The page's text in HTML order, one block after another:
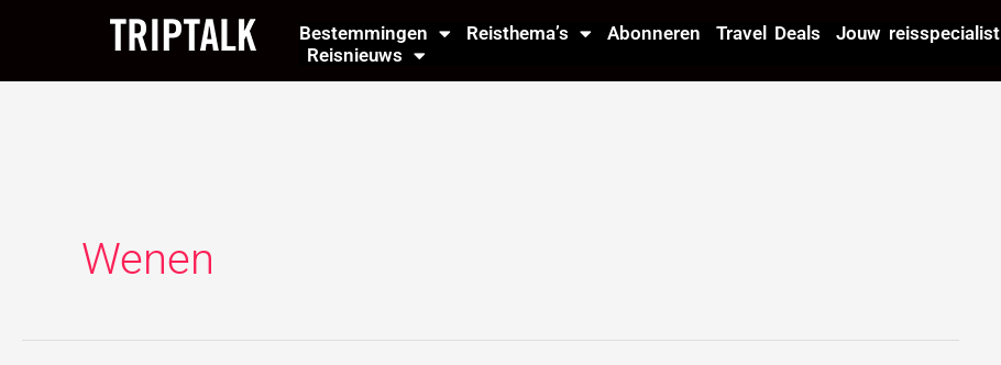
de
Bestemmingen Reisthema’s Abonneren Travel Deals
Jouw reisspecialist
Reisnieuws
Wenen